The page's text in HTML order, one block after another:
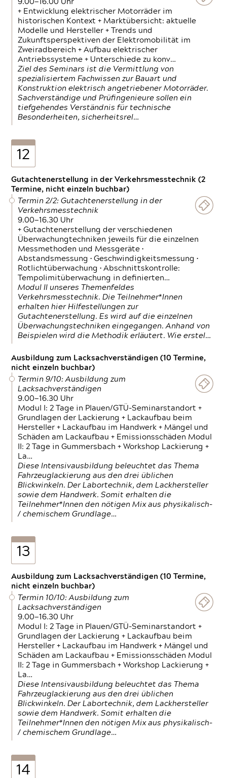
9.00—16.00 Uhr
+ Entwicklung elektrischer Motorräder im
historischen Kontext + Marktübersicht: aktuelle
Modelle und Hersteller + Trends und
Zukunftsperspektiven der Elektromobilität im
Zweiradbereich + Aufbau elektrischer
Antriebssysteme + Unterschiede zu konv…
Ziel des Seminars ist die Vermittlung von
spezialisiertem Fachwissen zur Bauart und
Konstruktion elektrisch angetriebener Motorräder.
Sachverständige und Prüfingenieure sollen ein
tiefgehendes Verständnis für technische
Besonderheiten, sicherheitsrel…
12
Gutachtenerstellung in der Verkehrsmesstechnik (2
Termine, nicht einzeln buchbar)
Termin 2/2: Gutachtenerstellung in der
Verkehrsmesstechnik
9.00—16.30 Uhr
+ Gutachtenerstellung der verschiedenen
Überwachungtechniken jeweils für die einzelnen
Messmethoden und Messgeräte •
Abstandsmessung • Geschwindigkeitsmessung •
Rotlichtüberwachung • Abschnittskontrolle:
Tempolimitüberwachung in definierten…
Modul II unseres Themenfeldes
Verkehrsmesstechnik. Die Teilnehmer*Innen
erhalten hier Hilfestellungen zur
Gutachtenerstellung. Es wird auf die einzelnen
Überwachungstechniken eingegangen. Anhand von
Beispielen wird die Methodik erläutert. Wie erstel…
Ausbildung zum Lacksachverständigen (10 Termine,
nicht einzeln buchbar)
Termin 9/10: Ausbildung zum
Lacksachverständigen
9.00—16.30 Uhr
Modul I: 2 Tage in Plauen/GTÜ-Seminarstandort +
Grundlagen der Lackierung + Lackaufbau beim
Hersteller + Lackaufbau im Handwerk + Mängel und
Schäden am Lackaufbau + Emissionsschäden Modul
II: 2 Tage in Gummersbach + Workshop Lackierung +
La…
Diese Intensivausbildung beleuchtet das Thema
Fahrzeuglackierung aus den drei üblichen
Blickwinkeln. Der Labortechnik, dem Lackhersteller
sowie dem Handwerk. Somit erhalten die
Teilnehmer*Innen den nötigen Mix aus physikalisch-
/ chemischem Grundlage…
13
Ausbildung zum Lacksachverständigen (10 Termine,
nicht einzeln buchbar)
Termin 10/10: Ausbildung zum
Lacksachverständigen
9.00—16.30 Uhr
Modul I: 2 Tage in Plauen/GTÜ-Seminarstandort +
Grundlagen der Lackierung + Lackaufbau beim
Hersteller + Lackaufbau im Handwerk + Mängel und
Schäden am Lackaufbau + Emissionsschäden Modul
II: 2 Tage in Gummersbach + Workshop Lackierung +
La…
Diese Intensivausbildung beleuchtet das Thema
Fahrzeuglackierung aus den drei üblichen
Blickwinkeln. Der Labortechnik, dem Lackhersteller
sowie dem Handwerk. Somit erhalten die
Teilnehmer*Innen den nötigen Mix aus physikalisch-
/ chemischem Grundlage…
14